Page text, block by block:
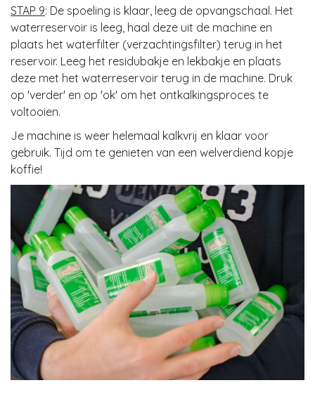
STAP 9: De spoeling is klaar, leeg de opvangschaal. Het
waterreservoir is leeg, haal deze uit de machine en
plaats het waterfilter (verzachtingsfilter) terug in het
reservoir. Leeg het residubakje en lekbakje en plaats
deze met het waterreservoir terug in de machine. Druk
op 'verder' en op 'ok' om het ontkalkingsproces te
voltooien.
Je machine is weer helemaal kalkvrij en klaar voor
gebruik. Tijd om te genieten van een welverdiend kopje
koffie!